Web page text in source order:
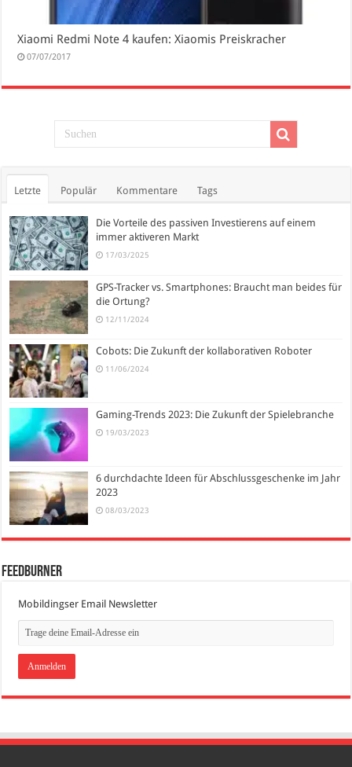
Xiaomi Redmi Note 4 kaufen: Xiaomis Preiskracher
07/07/2017
Letzte Populär Kommentare Tags
Die Vorteile des passiven Investierens auf einem
immer aktiveren Markt
17/03/2025
GPS-Tracker vs. Smartphones: Braucht man beides für
die Ortung?
12/11/2024
Cobots: Die Zukunft der kollaborativen Roboter
11/06/2024
Gaming-Trends 2023: Die Zukunft der Spielebranche
19/03/2023
6 durchdachte Ideen für Abschlussgeschenke im Jahr
2023
08/03/2023
FeedBurner
Mobildingser Email Newsletter